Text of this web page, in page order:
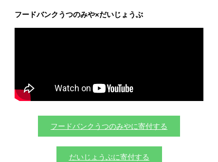
フードバンクうつのみや×だいじょうぶ
フードバンクうつのみやに寄付する
だいじょうぶに寄付する